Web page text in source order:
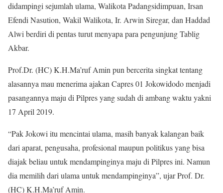
didampingi sejumlah ulama, Walikota Padangsidimpuan, Irsan
Efendi Nasution, Wakil Walikota, Ir. Arwin Siregar, dan Haddad
Alwi berdiri di pentas turut menyapa para pengunjung Tablig
Akbar.
Prof.Dr. (HC) K.H.Ma’ruf Amin pun bercerita singkat tentang
alasannya mau menerima ajakan Capres 01 Jokowidodo menjadi
pasangannya maju di Pilpres yang sudah di ambang waktu yakni
17 April 2019.
“Pak Jokowi itu mencintai ulama, masih banyak kalangan baik
dari aparat, pengusaha, profesional maupun politikus yang bisa
diajak beliau untuk mendampinginya maju di Pilpres ini. Namun
dia memilih dari ulama untuk mendampinginya”, ujar Prof. Dr.
(HC) K.H.Ma’ruf Amin.